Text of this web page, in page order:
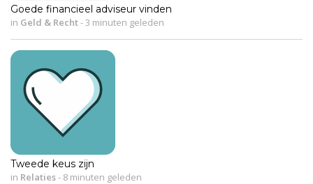
Goede financieel adviseur vinden
in Geld & Recht- 3 minuten geleden
Tweede keus zijn
in Relaties- 8 minuten geleden